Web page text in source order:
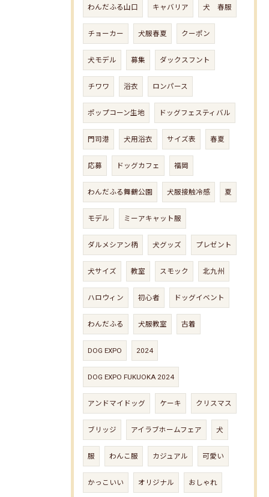
わんだふる山口 キャバリア 犬 春服
チョーカー 犬服春夏 クーポン
犬モデル 募集 ダックスフント
チワワ 浴衣 ロンパース
ポップコーン生地 ドッグフェスティバル
門司港 犬用浴衣 サイズ表 春夏
応募 ドッグカフェ 福岡
わんだふる舞鶴公園 犬服接触冷感 夏
モデル ミーアキャット服
ダルメシアン柄 犬グッズ プレゼント
犬サイズ 教室 スモック 北九州
ハロウィン 初心者 ドッグイベント
わんだふる 犬服教室 古着
DOG EXPO 2024
DOG EXPO FUKUOKA 2024
アンドマイドッグ ケーキ クリスマス
ブリッジ アイラブホームフェア 犬
服 わんこ服 カジュアル 可愛い
かっこいい オリジナル おしゃれ